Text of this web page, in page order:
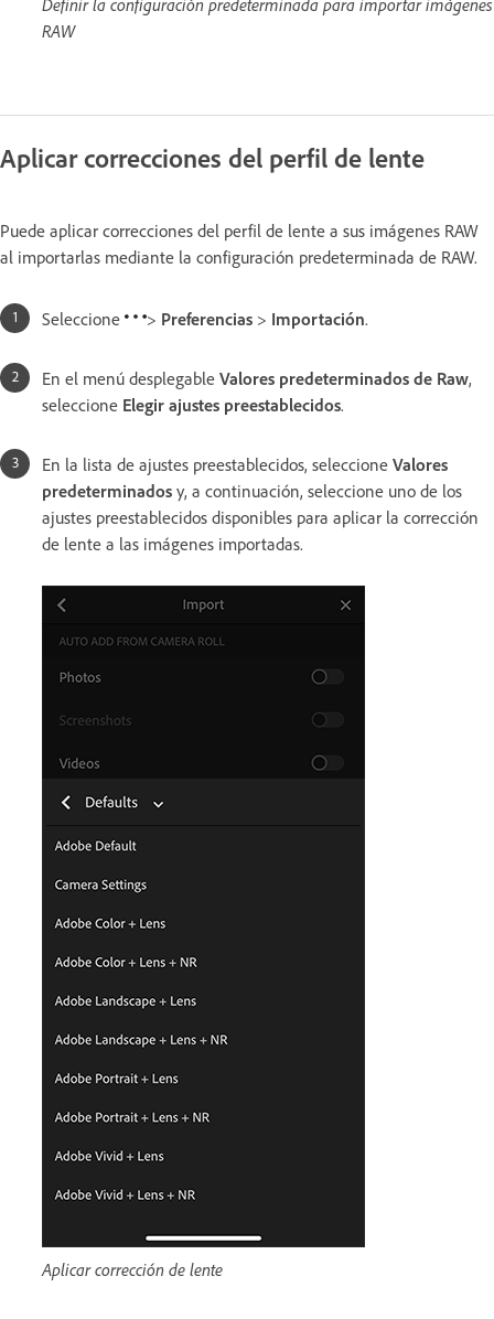
RAW
Aplicar correcciones del perfil de lente
Puede aplicar correcciones del perfil de lente a sus imágenes RAW
al importarlas mediante la configuración predeterminada de RAW.
Seleccione > Preferencias > Importación.
En el menú desplegable Valores predeterminados de Raw,
seleccione Elegir ajustes preestablecidos.
En la lista de ajustes preestablecidos, seleccione Valores
predeterminados y, a continuación, seleccione uno de los
ajustes preestablecidos disponibles para aplicar la corrección
de lente a las imágenes importadas.
Aplicar corrección de lente